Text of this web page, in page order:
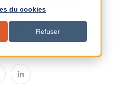
du cookies
Refuser
?